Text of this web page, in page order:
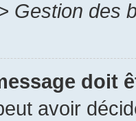
Gestion des
doit
avoir